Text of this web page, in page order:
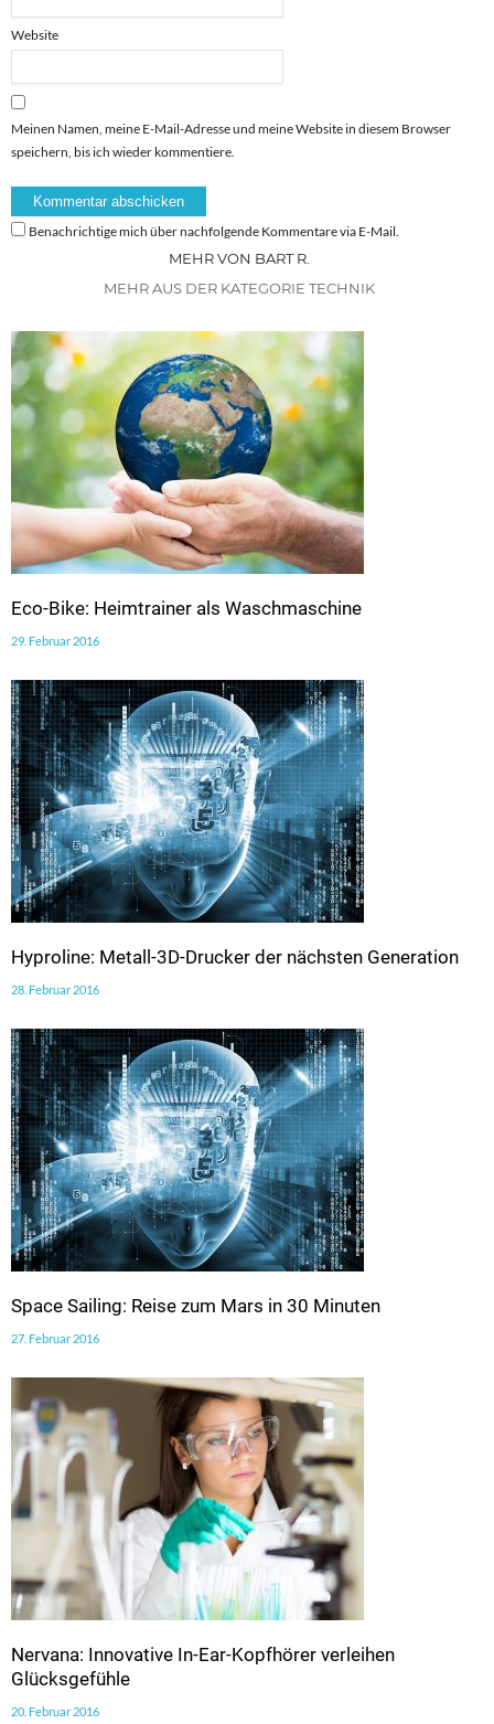
Website
Meinen Namen, meine E-Mail-Adresse und meine Website in diesem Browser
speichern, bis ich wieder kommentiere.
Benachrichtige mich über nachfolgende Kommentare via E-Mail.
MEHR VON BART R.
MEHR AUS DER KATEGORIE TECHNIK
Eco-Bike: Heimtrainer als Waschmaschine
29. Februar 2016
Hyproline: Metall-3D-Drucker der nächsten Generation
28. Februar 2016
Space Sailing: Reise zum Mars in 30 Minuten
27. Februar 2016
Nervana: Innovative In-Ear-Kopfhörer verleihen
Glücksgefühle
20. Februar 2016